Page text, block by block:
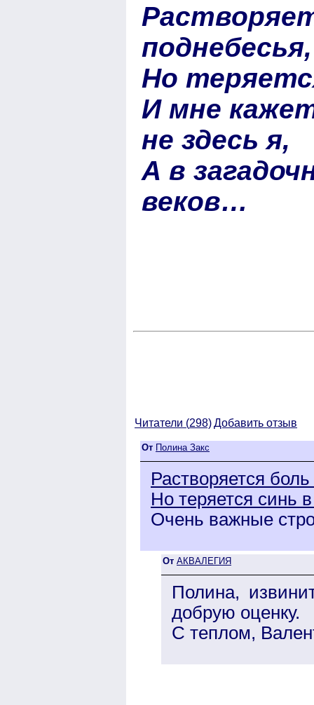
поднебесья,
Но
И мне
не здесь я,
А в
веков…
Читатели (298)Добавить отзыв
От Полина Закс
Растворяется
Но теряется синь
Очень важные
От АКВАЛЕГИЯ
Полина,
добрую оценку.
С теплом,